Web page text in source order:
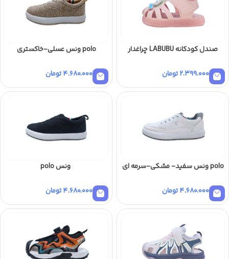
صندل کودکانه LABUBU چراغدار
2.399.000تومان
polo ونس عسلی-خاکستری
4.680.000تومان
polo ونس سفید- مشکی-سرمه ای
4.680.000تومان
ونس polo
4.680.000تومان